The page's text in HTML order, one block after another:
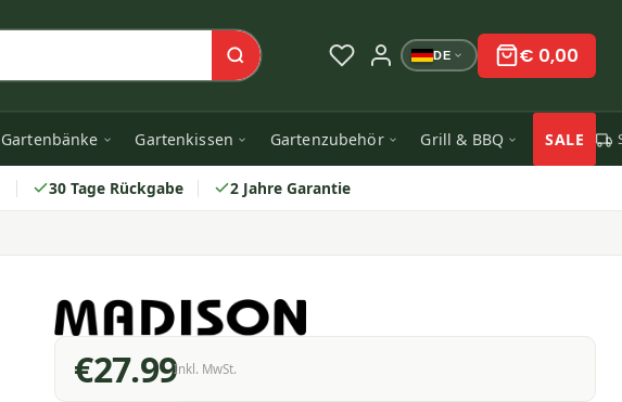
DE € 0,00
Gartenbänke Gartenkissen Gartenzubehör Grill & BBQ SALE
30 Tage Rückgabe 2 Jahre Garantie
€27.99Inkl. MwSt.